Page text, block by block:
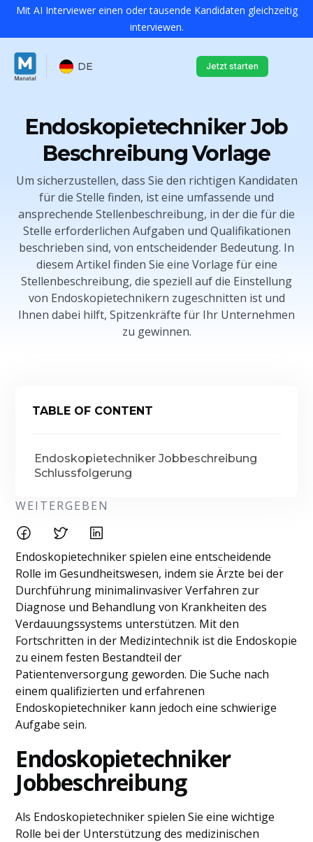
Mit AI Interviewer einen oder tausende Kandidaten gleichzeitig
interviewen.
DE Jetzt starten
Endoskopietechniker Job
Beschreibung Vorlage
Um sicherzustellen, dass Sie den richtigen Kandidaten
für die Stelle finden, ist eine umfassende und
ansprechende Stellenbeschreibung, in der die für die
Stelle erforderlichen Aufgaben und Qualifikationen
beschrieben sind, von entscheidender Bedeutung. In
diesem Artikel finden Sie eine Vorlage für eine
Stellenbeschreibung, die speziell auf die Einstellung
von Endoskopietechnikern zugeschnitten ist und
Ihnen dabei hilft, Spitzenkräfte für Ihr Unternehmen
zu gewinnen.
TABLE OF CONTENT
Endoskopietechniker Jobbeschreibung
Schlussfolgerung
WEITERGEBEN
Endoskopietechniker spielen eine entscheidende
Rolle im Gesundheitswesen, indem sie Ärzte bei der
Durchführung minimalinvasiver Verfahren zur
Diagnose und Behandlung von Krankheiten des
Verdauungssystems unterstützen. Mit den
Fortschritten in der Medizintechnik ist die Endoskopie
zu einem festen Bestandteil der
Patientenversorgung geworden. Die Suche nach
einem qualifizierten und erfahrenen
Endoskopietechniker kann jedoch eine schwierige
Aufgabe sein.
Endoskopietechniker
Jobbeschreibung
Als Endoskopietechniker spielen Sie eine wichtige
Rolle bei der Unterstützung des medizinischen